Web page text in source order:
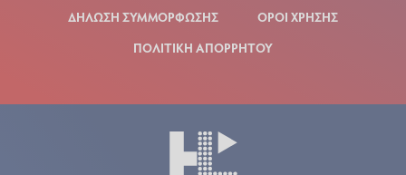
ΔΗΛΩΣΗ ΣΥΜΜΟΡΦΩΣΗΣ
ΟΡΟΙ ΧΡΗΣΗΣ
ΠΟΛΙΤΙΚΗ ΑΠΟΡΡΗΤΟΥ